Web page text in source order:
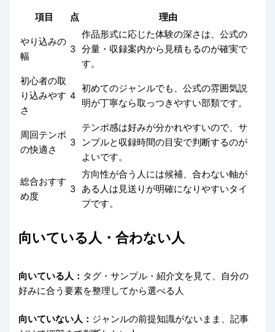
項目 点 理由
やり込みの
幅
3
作品形式に応じた体験の深さは、公式の
分量・収録案内から見積もるのが確実で
す。
初心者の取
り込みやす
さ
4
初めてのジャンルでも、公式の雰囲気説
明が丁寧なら取っつきやすい部類です。
周回テンポ
の快適さ
3
テンポ感は好みが分かれやすいので、サ
ンプルと収録時間の目安で判断するのが
よいです。
総合おすす
め度
3
方向性が合う人には候補、合わない軸が
ある人は見送りが明確になりやすいタイ
プです。
向いている人・合わない人
向いている人： タグ・サンプル・紹介文を見て、自分の
好みに合う要素を整理してから選べる人
向いていない人： ジャンルの前提知識がないまま、記事